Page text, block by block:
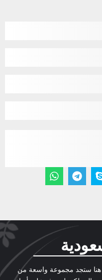
هنا ستجد مجموعة واسعة من